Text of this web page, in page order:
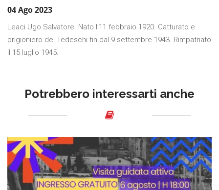
04 Ago 2023
Leaci Ugo Salvatore. Nato l’11 febbraio 1920. Catturato e
prigioniero dei Tedeschi fin dal 9 settembre 1943. Rimpatriato
il 15 luglio 1945.
Potrebbero interessarti anche